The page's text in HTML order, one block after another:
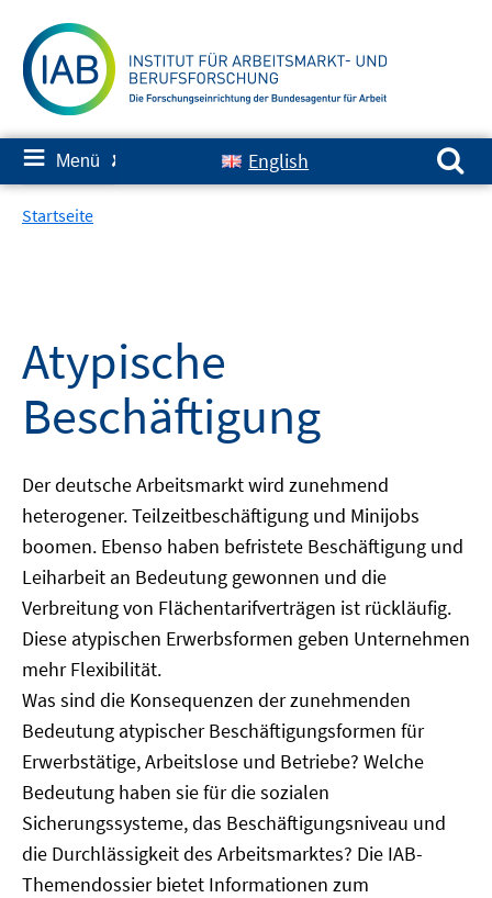
zum
Inhalt
≡ Menü ✘ English
Suchen nach:
Startseite
Atypische
Beschäftigung
Der deutsche Arbeitsmarkt wird zunehmend
heterogener. Teilzeitbeschäftigung und Minijobs
boomen. Ebenso haben befristete Beschäftigung und
Leiharbeit an Bedeutung gewonnen und die
Verbreitung von Flächentarifverträgen ist rückläufig.
Diese atypischen Erwerbsformen geben Unternehmen
mehr Flexibilität.
Was sind die Konsequenzen der zunehmenden
Bedeutung atypischer Beschäftigungsformen für
Erwerbstätige, Arbeitslose und Betriebe? Welche
Bedeutung haben sie für die sozialen
Sicherungssysteme, das Beschäftigungsniveau und
die Durchlässigkeit des Arbeitsmarktes? Die IAB-
Themendossier bietet Informationen zum